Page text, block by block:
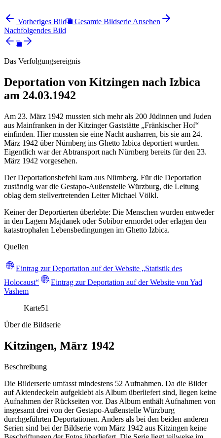
Vorheriges Bild
Gesamte Bildserie Ansehen
Nachfolgendes Bild
Das Verfolgungsereignis
Deportation von Kitzingen nach Izbica
am 24.03.1942
Am 23. März 1942 mussten sich mehr als 200 Jüdinnen und Juden
aus Mainfranken in der Kitzinger Gaststätte „Fränkischer Hof“
einfinden. Hier mussten sie eine Nacht ausharren, bis sie am 24.
März 1942 über Nürnberg ins Ghetto Izbica deportiert wurden.
Eigentlich war der Abtransport nach Nürnberg bereits für den 23.
März 1942 vorgesehen.
Der Deportationsbefehl kam aus Nürnberg. Für die Deportation
zuständig war die Gestapo-Außenstelle Würzburg, die Leitung
oblag dem stellvertretenden Leiter Michael Völkl.
Keiner der Deportierten überlebte: Die Menschen wurden entweder
in den Lagern Majdanek oder Sobibor ermordet oder erlagen den
katastrophalen Lebensbedingungen im Ghetto Izbica.
Quellen
Eintrag zur Deportation auf der Website „Statistik des
Holocaust“
Eintrag zur Deportation auf der Website von Yad
Vashem
Karte51
Über die Bildserie
Kitzingen, März 1942
Beschreibung
Die Bilderserie umfasst mindestens 52 Aufnahmen. Da die Bilder
auf Aktendeckeln aufgeklebt als Album überliefert sind, liegen keine
Aufnahmen der Rückseiten vor. Das Album enthält Aufnahmen von
insgesamt drei von der Gestapo-Außenstelle Würzburg
durchgeführten Deportationen. Anders als bei den beiden anderen
Serien sind bei der Bildserie vom März 1942 aus Kitzingen keine